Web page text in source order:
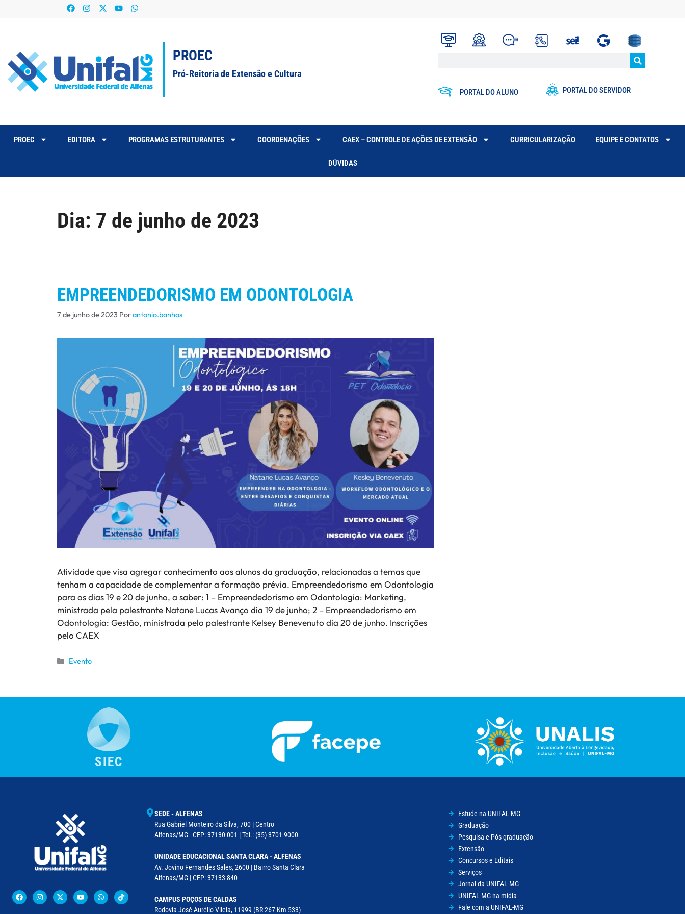
PROEC
Pró-Reitoria de Extensão e Cultura
PORTAL DO ALUNO PORTAL DO SERVIDOR
PROEC EDITORA PROGRAMAS ESTRUTURANTES COORDENAÇÕES CAEX – CONTROLE DE AÇÕES DE EXTENSÃO CURRICULARIZAÇÃO EQUIPE E CONTATOS
DÚVIDAS
Dia: 7 de junho de 2023
EMPREENDEDORISMO EM ODONTOLOGIA
7 de junho de 2023 Porantonio.banhos
Atividade que visa agregar conhecimento aos alunos da graduação, relacionadas a temas que
tenham a capacidade de complementar a formação prévia. Empreendedorismo em Odontologia
para os dias 19 e 20 de junho, a saber: 1 – Empreendedorismo em Odontologia: Marketing,
ministrada pela palestrante Natane Lucas Avanço dia 19 de junho; 2 – Empreendedorismo em
Odontologia: Gestão, ministrada pelo palestrante Kelsey Benevenuto dia 20 de junho. Inscrições
pelo CAEX
Evento
SIEC
SEDE - ALFENAS
Rua Gabriel Monteiro da Silva, 700 | Centro
Alfenas/MG - CEP: 37130-001 | Tel.: (35) 3701-9000
UNIDADE EDUCACIONAL SANTA CLARA - ALFENAS
Av. Jovino Fernandes Sales, 2600 | Bairro Santa Clara
Alfenas/MG | CEP: 37133-840
CAMPUS POÇOS DE CALDAS
Rodovia José Aurélio Vilela, 11999 (BR 267 Km 533)
Estude na UNIFAL-MG
Graduação
Pesquisa e Pós-graduação
Extensão
Concursos e Editais
Serviços
Jornal da UNIFAL-MG
UNIFAL-MG na mídia
Fale com a UNIFAL-MG